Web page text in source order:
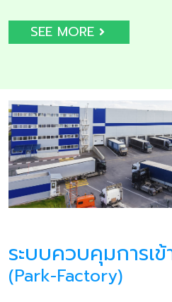
SEE MORE
ระบบควบคุมการเ
(Park-Factory)